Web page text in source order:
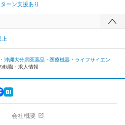
ーン支援あり
上
沖縄大分県医薬品・医療機器・ライフサイエン
転職・求人情報
会社概要